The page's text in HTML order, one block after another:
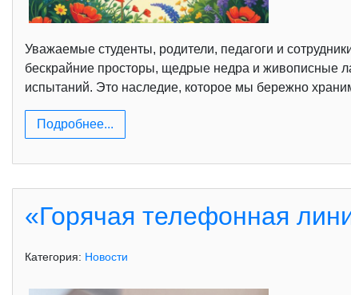
Уважаемые студенты, родители, педагоги и
бескрайние просторы, щедрые недра и живописные
испытаний. Это наследие, которое мы бережно
Подробнее...
«Горячая телефонная
Категория: Новости